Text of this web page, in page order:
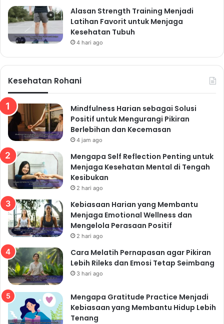
Alasan Strength Training Menjadi
Latihan Favorit untuk Menjaga
Kesehatan Tubuh
4 hari ago
Kesehatan Rohani
Mindfulness Harian sebagai Solusi
Positif untuk Mengurangi Pikiran
Berlebihan dan Kecemasan
4 jam ago
Mengapa Self Reflection Penting untuk
Menjaga Kesehatan Mental di Tengah
Kesibukan
2 hari ago
Kebiasaan Harian yang Membantu
Menjaga Emotional Wellness dan
Mengelola Perasaan Positif
2 hari ago
Cara Melatih Pernapasan agar Pikiran
Lebih Rileks dan Emosi Tetap Seimbang
3 hari ago
Mengapa Gratitude Practice Menjadi
Kebiasaan yang Membantu Hidup Lebih
Tenang